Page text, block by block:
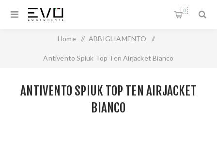
0
Home / ABBIGLIAMENTO /
Antivento Spiuk Top Ten Airjacket Bianco
ANTIVENTO SPIUK TOP TEN AIRJACKET
BIANCO